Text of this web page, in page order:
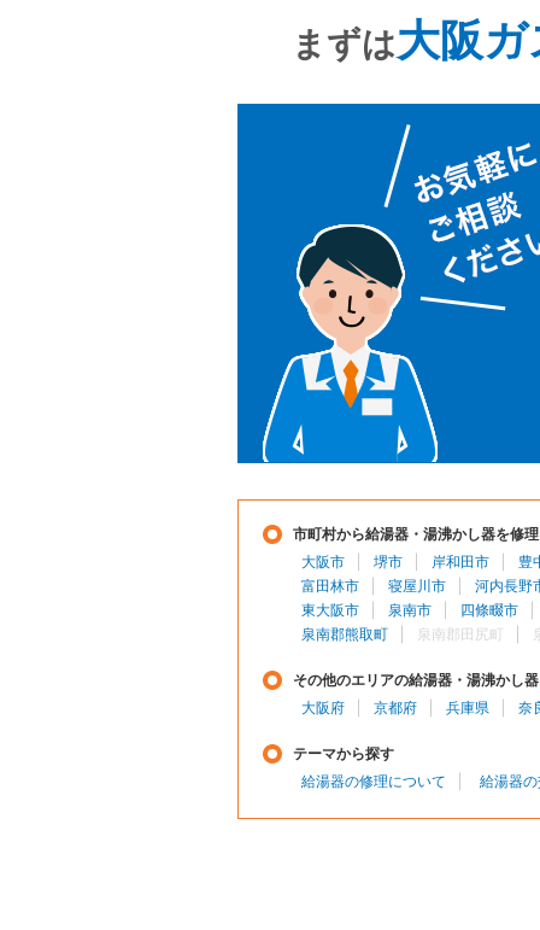
まずは大阪
市町村から給湯器・湯沸かし器を修
大阪市
堺市 岸和田市
豊
富田林市
寝屋川市
河内長野
東大阪市
泉南市
四條畷市
泉南郡熊取町
泉南郡田尻町
その他のエリアの給湯器・湯沸かし
大阪府
京都府 兵庫県 奈
テーマから探す
給湯器の修理について
給湯器